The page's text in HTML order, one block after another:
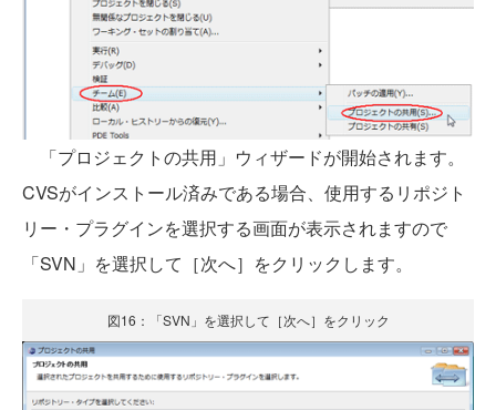
「プロジェクトの共用」ウィザードが開始されます。
CVSがインストール済みである場合、使用するリポジト
リー・プラグインを選択する画面が表示されますので
「SVN」を選択して［次へ］をクリックします。
図16：「SVN」を選択して［次へ］をクリック